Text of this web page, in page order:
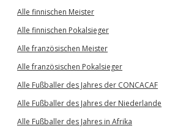
Alle finnischen Meister
Alle finnischen Pokalsieger
Alle französischen Meister
Alle französischen Pokalsieger
Alle Fußballer des Jahres der CONCACAF
Alle Fußballer des Jahres der Niederlande
Alle Fußballer des Jahres in Afrika